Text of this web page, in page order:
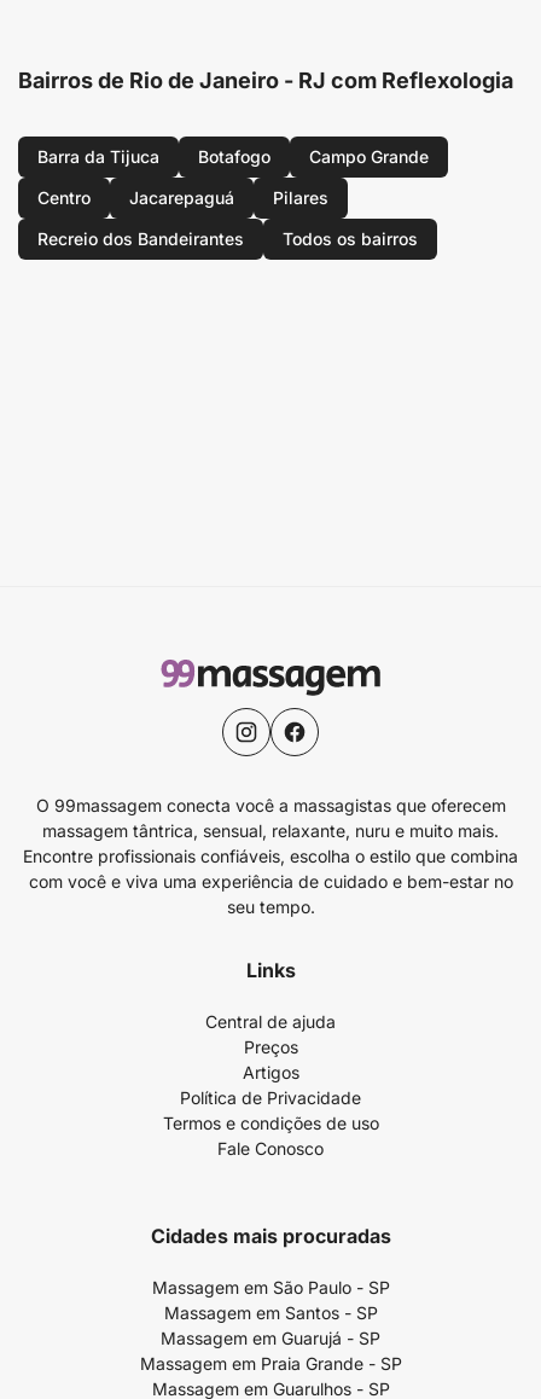
Bairros de Rio de Janeiro - RJ com Reflexologia
Barra da Tijuca Botafogo
Campo Grande
Centro
Jacarepaguá
Pilares
Recreio dos Bandeirantes
Todos os bairros
O 99massagem conecta você a massagistas que oferecem
massagem tântrica, sensual, relaxante, nuru e muito mais.
Encontre profissionais confiáveis, escolha o estilo que combina
com você e viva uma experiência de cuidado e bem-estar no
seu tempo.
Links
Central de ajuda
Preços
Artigos
Política de Privacidade
Termos e condições de uso
Fale Conosco
Cidades mais procuradas
Massagem em São Paulo - SP
Massagem em Santos - SP
Massagem em Guarujá - SP
Massagem em Praia Grande - SP
Massagem em Guarulhos - SP